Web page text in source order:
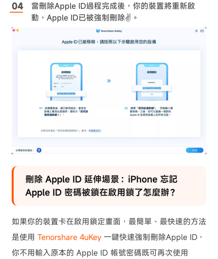
當刪除Apple ID過程完成後，你的裝置將重新啟
動，Apple ID已被強制刪除✌。
刪除 Apple ID 延伸場景：iPhone 忘記
Apple ID 密碼被鎖在啟用鎖了怎麼辦？
如果你的裝置卡在啟用鎖定畫面，最簡單、最快速的方法
是使用 Tenorshare 4uKey 一鍵快速強制刪除Apple ID，
你不用輸入原本的 Apple ID 帳號密碼既可再次使用